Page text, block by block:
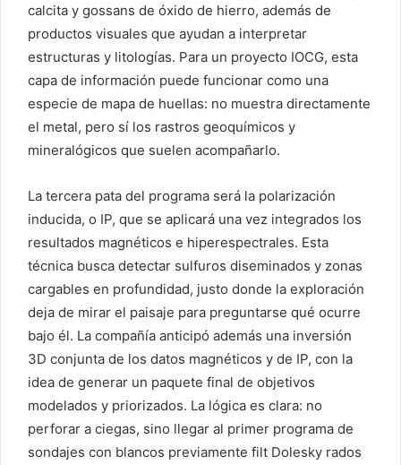
calcita y gossans de óxido de hierro, además de
productos visuales que ayudan a interpretar
estructuras y litologías. Para un proyecto IOCG, esta
capa de información puede funcionar como una
especie de mapa de huellas: no muestra directamente
el metal, pero sí los rastros geoquímicos y
mineralógicos que suelen acompañarlo.
La tercera pata del programa será la polarización
inducida, o IP, que se aplicará una vez integrados los
resultados magnéticos e hiperespectrales. Esta
técnica busca detectar sulfuros diseminados y zonas
cargables en profundidad, justo donde la exploración
deja de mirar el paisaje para preguntarse qué ocurre
bajo él. La compañía anticipó además una inversión
3D conjunta de los datos magnéticos y de IP, con la
idea de generar un paquete final de objetivos
modelados y priorizados. La lógica es clara: no
perforar a ciegas, sino llegar al primer programa de
sondajes con blancos previamente filt Dolesky rados